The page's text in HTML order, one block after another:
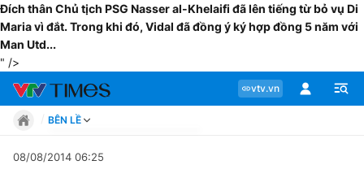
Đích thân Chủ tịch PSG Nasser al-Khelaifi đã lên tiếng từ bỏ vụ Di
Maria vì đắt. Trong khi đó, Vidal đã đồng ý ký hợp đồng 5 năm với
Man Utd...
" />
vtv.vn
BÊN LỀ
Move
08/08/2014 06:25